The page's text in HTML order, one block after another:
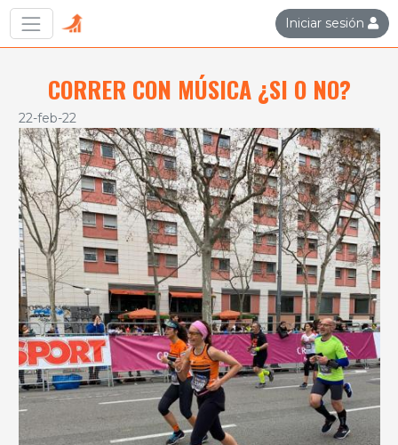
Iniciar sesión
CORRER CON MÚSICA ¿SI O NO?
22-feb-22